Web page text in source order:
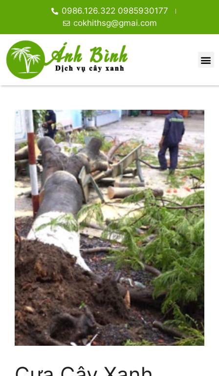
0986.126.322 0985930177
cokhithsg@gmai.com